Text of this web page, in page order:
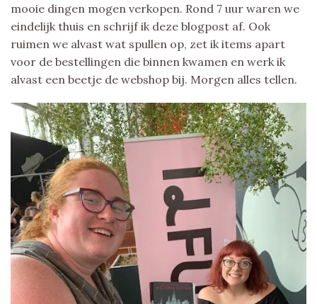
mooie dingen mogen verkopen. Rond 7 uur waren we
eindelijk thuis en schrijf ik deze blogpost af. Ook
ruimen we alvast wat spullen op, zet ik items apart
voor de bestellingen die binnen kwamen en werk ik
alvast een beetje de webshop bij. Morgen alles tellen.